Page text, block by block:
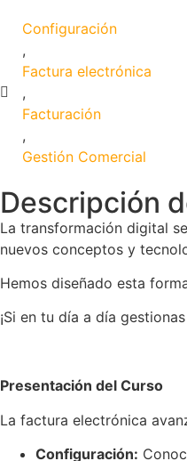
Configuración
,
Factura electrónica
,
Facturación
,
Gestión Comercial
Descripción
La transformación digital
nuevos conceptos y
Hemos diseñado esta
¡Si en tu día a día
Presentación del Curso
La factura electrónica
Configuración: